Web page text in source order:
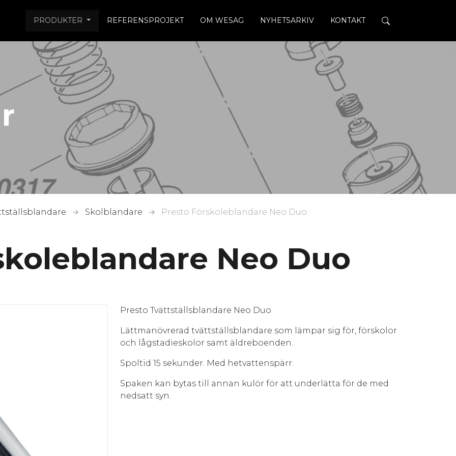
PRODUKTER REFERENSPROJEKT OM WESAG NYHETSARKIV KONTAKT
Skolblandare Presto Förskoleblandare Neo Duo
Neo Duo
Presto Tvättställsblandare Neo Duo
Lättmanövrerad tvättställsblandare som lämpar sig för, förskolor
och lågstadieskolor samt äldreboenden.
Spoltid 15 sekunder. Med hetvattenspärr.
Spaken kan bytas till annan kulör för att underlätta för de med
nedsatt syn.